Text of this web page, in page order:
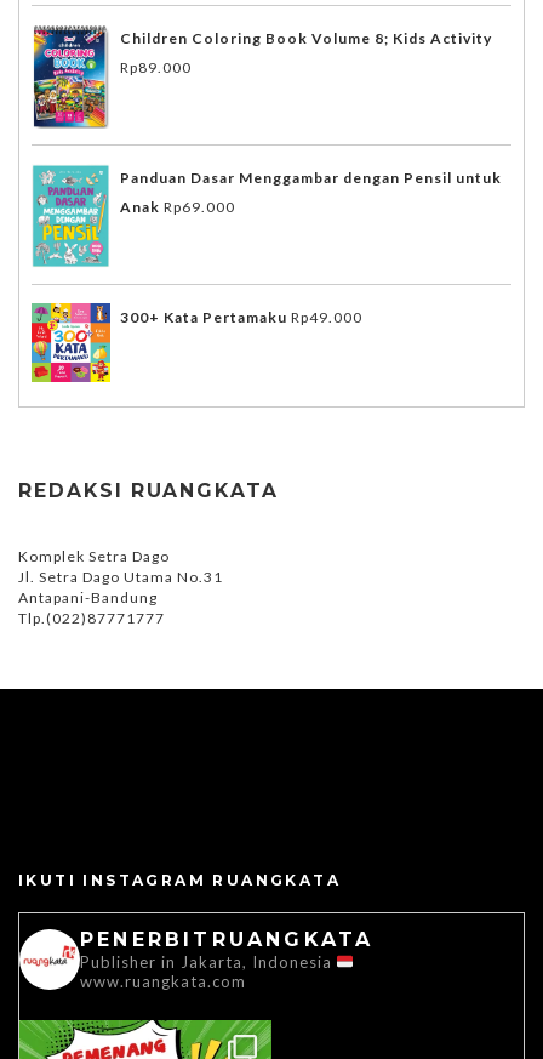
Children Coloring Book Volume 8; Kids Activity
Rp89.000
Panduan Dasar Menggambar dengan Pensil untuk
Anak Rp69.000
300+ Kata Pertamaku Rp49.000
REDAKSI RUANGKATA
Komplek Setra Dago
Jl. Setra Dago Utama No.31
Antapani-Bandung
Tlp.(022)87771777
IKUTI INSTAGRAM RUANGKATA
PENERBITRUANGKATA
Publisher in Jakarta, Indonesia
www.ruangkata.com